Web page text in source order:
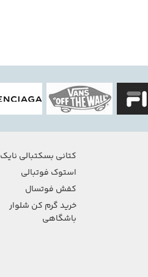
کتانی بسکتبالی نایک
استوک فوتبالی
کفش فوتسال
خرید گرم کن شلوار
باشگاهی